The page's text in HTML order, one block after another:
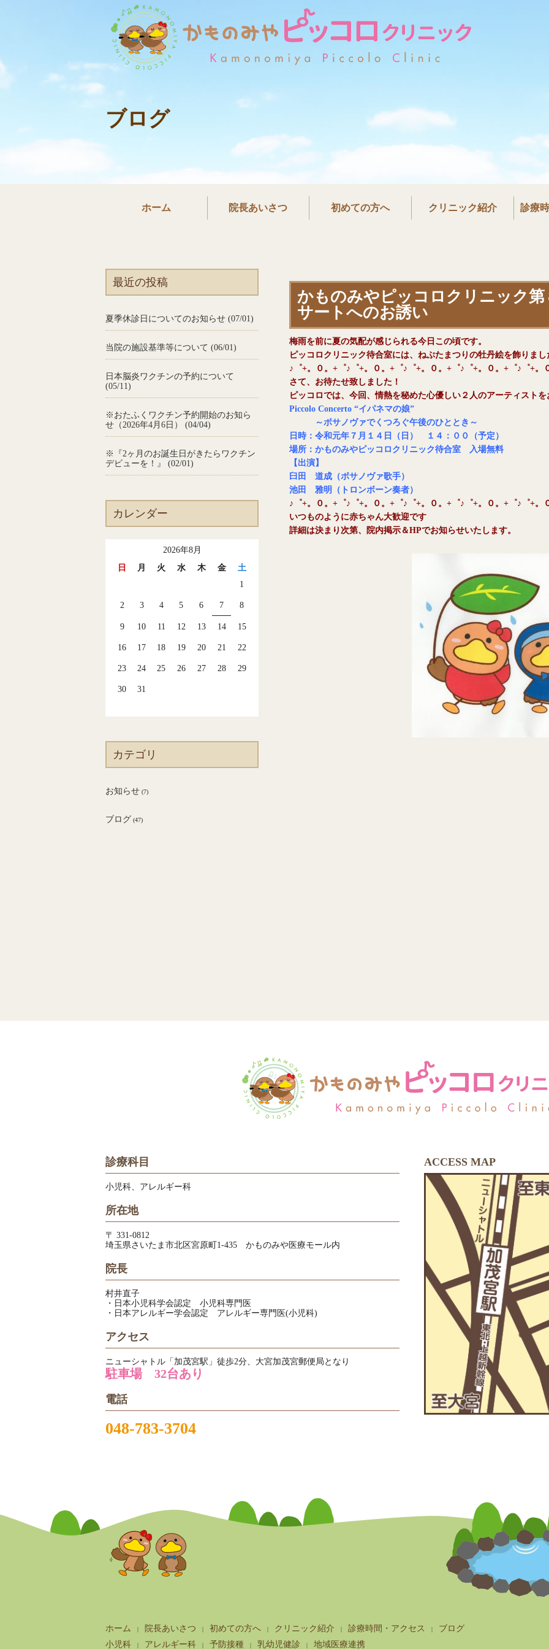
ブログ
ホーム 院長あいさつ 初めての方へ クリニック紹介 診療
かものみやピッコロクリニック第
サートへのお誘い
梅雨を前に夏の気配が感じられる今日この頃です。
ピッコロクリニック待合室には、ねぷたまつりの牡丹絵を飾りま
♪゜+。０。+゜♪゜+。０。+゜♪゜+。０。+゜♪゜+。０。+゜♪゜+。
さて、お待たせ致しました！
ピッコロでは、今回、情熱を秘めた心優しい２人のアーティスト
Piccolo Concerto “イパネマの娘”
～ボサノヴァでくつろぐ午後のひととき～
日時：令和元年７月１４日（日） １４：００（予定）
場所：かものみやピッコロクリニック待合室 入場無料
【出演】
臼田 道成（ボサノヴァ歌手）
池田 雅明（トロンボーン奏者）
♪゜+。０。+゜♪゜+。０。+゜♪゜+。０。+゜♪゜+。０。+゜♪゜+。
いつものように赤ちゃん大歓迎です
詳細は決まり次第、院内掲示＆HPでお知らせいたします。
最近の投稿
夏季休診日についてのお知らせ (07/01)
当院の施設基準等について (06/01)
日本脳炎ワクチンの予約について
(05/11)
※おたふくワクチン予約開始のお知ら
せ（2026年4月6日） (04/04)
※『2ヶ月のお誕生日がきたらワクチン
デビューを！』 (02/01)
カレンダー
2026年8月
日
月 火 水 木 金
土
1
2 3 4 5 6 7 8
9 10 11 12 13 14 15
16 17 18 19 20 21 22
23 24 25 26 27 28 29
30 31
カテゴリ
お知らせ (7)
ブログ (47)
診療科目
小児科、アレルギー科
所在地
〒 331-0812
埼玉県さいたま市北区宮原町1-435 かものみや医療モール内
院長
村井直子
・日本小児科学会認定 小児科専門医
・日本アレルギー学会認定 アレルギー専門医(小児科)
アクセス
ニューシャトル「加茂宮駅」徒歩2分、大宮加茂宮郵便局となり
駐車場 32台あり
電話
048-783-3704
ACCESS MAP
ホーム 院長あいさつ 初めての方へ クリニック紹介 診療時間・アクセス
ブログ
小児科
アレルギー科 予防接種 乳幼児健診 地域医療連携